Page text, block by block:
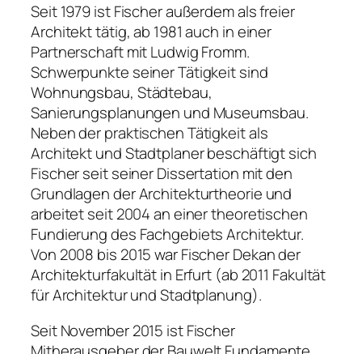
Seit 1979 ist Fischer außerdem als freier
Architekt tätig, ab 1981 auch in einer
Partnerschaft mit Ludwig Fromm.
Schwerpunkte seiner Tätigkeit sind
Wohnungsbau, Städtebau,
Sanierungsplanungen und Museumsbau.
Neben der praktischen Tätigkeit als
Architekt und Stadtplaner beschäftigt sich
Fischer seit seiner Dissertation mit den
Grundlagen der Architekturtheorie und
arbeitet seit 2004 an einer theoretischen
Fundierung des Fachgebiets Architektur.
Von 2008 bis 2015 war Fischer Dekan der
Architekturfakultät in Erfurt (ab 2011 Fakultät
für Architektur und Stadtplanung).
Seit November 2015 ist Fischer